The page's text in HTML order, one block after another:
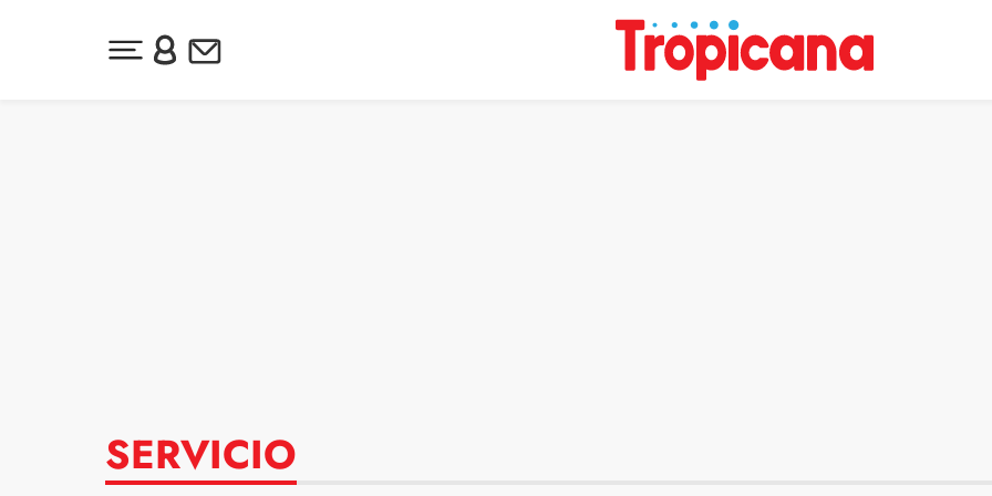
Desplegar menú principal
Inicia sesión o regístrate
Newsletter
SERVICIO